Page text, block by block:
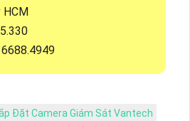
HCM
Đặt Camera Giám Sát Vantech